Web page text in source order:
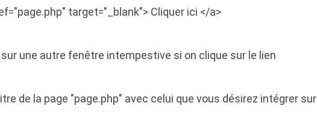
target="_blank"> Cliquer ici </a>
une autre fenêtre intempestive si on clique sur le lien
de la page "page.php" avec celui que vous désirez intégrer sur